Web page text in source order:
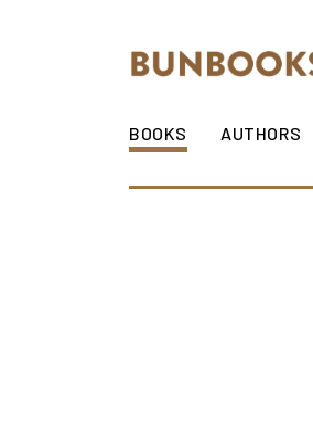
BOOKS AUTHORS